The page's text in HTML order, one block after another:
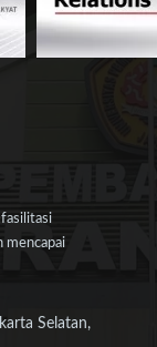
mencapai
Selatan,